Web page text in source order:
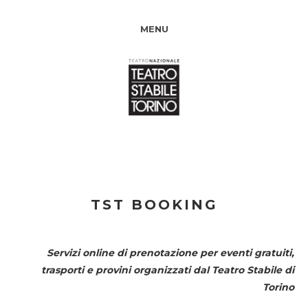
MENU
TST BOOKING
Servizi online di prenotazione per eventi gratuiti,
trasporti e provini organizzati dal Teatro Stabile di
Torino